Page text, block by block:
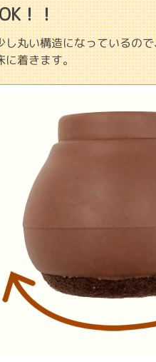
！！
し丸い構造になっているの
に着きます。